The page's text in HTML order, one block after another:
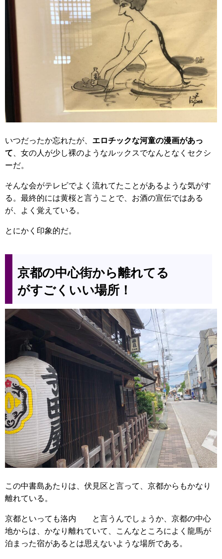
いつだったか忘れたが、 エロチックな河童の漫画があっ
て 、女の人が少し裸のようなルックスでなんとなくセクシ
ーだ。
そんな会がテレビでよく流れてたことがあるような気がす
る。最終的には黄桜と言うことで、お酒の宣伝ではある
が、よく覚えている。
とにかく印象的だ。
京都の中心街から離れてる
がすごくいい場所！
この中書島あたりは、伏見区と言って、京都からもかなり
離れている。
京都といっても洛内 と言うんでしょうか、京都の中心
地からは、かなり離れていて、こんなところによく龍馬が
泊まった宿があるとは思えないような場所である。